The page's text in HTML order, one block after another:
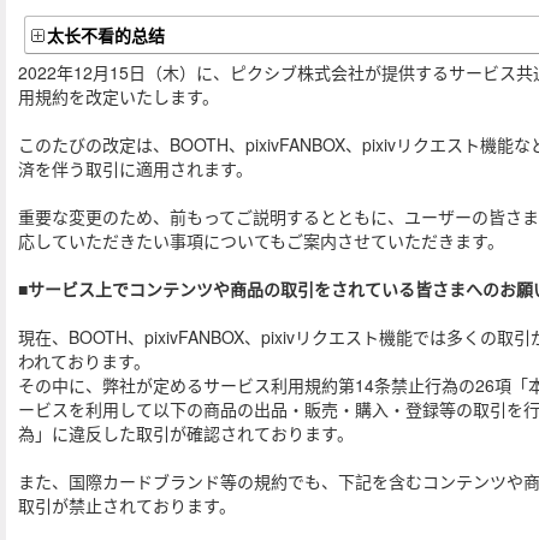
太长不看的总结
2022年12月15日（木）に、ピクシブ株式会社が提供するサービス共
用規約を改定いたします。
このたびの改定は、BOOTH、pixivFANBOX、pixivリクエスト機能な
済を伴う取引に適用されます。
重要な変更のため、前もってご説明するとともに、ユーザーの皆さ
応していただきたい事項についてもご案内させていただきます。
■サービス上でコンテンツや商品の取引をされている皆さまへのお願
現在、BOOTH、pixivFANBOX、pixivリクエスト機能では多くの取引
われております。
その中に、弊社が定めるサービス利用規約第14条禁止行為の26項「
ービスを利用して以下の商品の出品・販売・購入・登録等の取引を
為」に違反した取引が確認されております。
また、国際カードブランド等の規約でも、下記を含むコンテンツや
取引が禁止されております。